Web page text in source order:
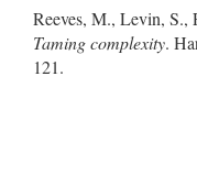
Reeves, M., Levin,
Taming complexity.
121.